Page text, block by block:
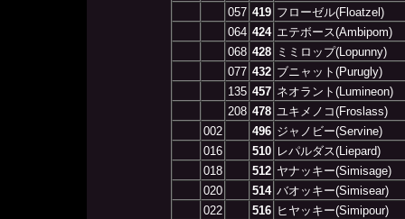
057 419 フローゼル(Floatzel)
064 424 エテボース(Ambipom)
068 428
ミミロップ(Lopunny)
077 432 ブニャット(Purugly)
135 457 ネオラント(Lumineon)
208 478 ユキメノコ(Froslass)
002
496 ジャノビー(Servine)
016
510 レパルダス(Liepard)
018
512 ヤナッキー(Simisage)
020
514 バオッキー(Simisear)
022
516 ヒヤッキー(Simipour)